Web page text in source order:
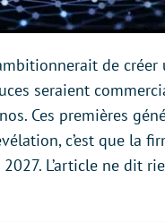
de
seraient
Ces premières
c’est que la
L’article ne dit